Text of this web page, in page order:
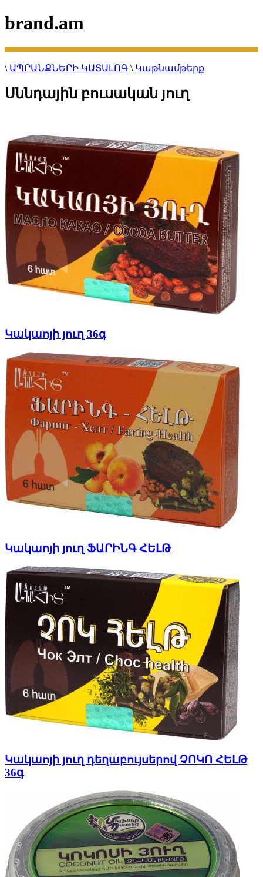
brand.am
\ ԱՊՐԱՆՔՆԵՐԻ ԿԱՏԱԼՈԳ \ Կաթնամթերք
Սննդային բուսական յուղ
Կակաոյի յուղ 36գ
Կակաոյի յուղ ՖԱՐԻՆԳ ՀԵԼԹ
Կակաոյի յուղ դեղաբույսերով ՉՈԿՈ ՀԵԼԹ
36գ